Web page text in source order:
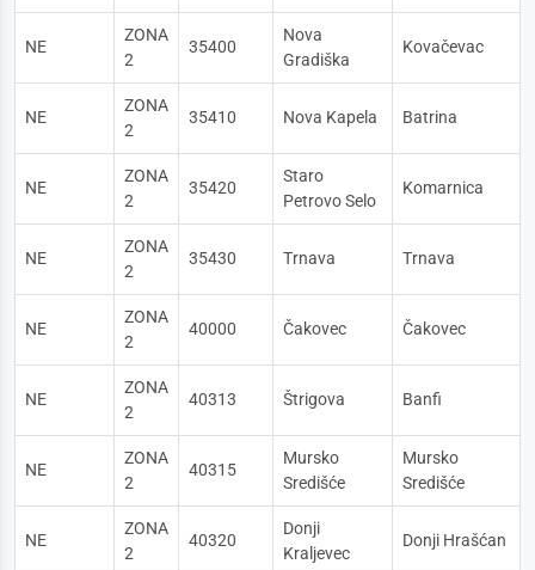
NE
ZONA
2
35400
Nova
Gradiška
Kovačevac
NE
ZONA
2
35410 Nova Kapela Batrina
NE
ZONA
2
35420
Staro
Petrovo Selo
Komarnica
NE
ZONA
2
35430 Trnava Trnava
NE
ZONA
2
40000 Čakovec Čakovec
NE
ZONA
2
40313 Štrigova Banfi
NE
ZONA
2
40315
Mursko
Središće
Mursko
Središće
NE
ZONA
2
40320
Donji
Kraljevec
Donji Hrašćan